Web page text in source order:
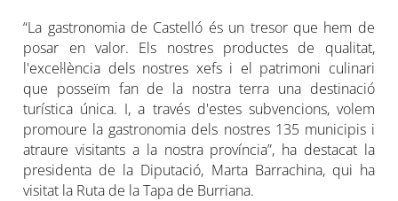
“La gastronomia de Castelló és un tresor que hem de
posar en valor. Els nostres productes de qualitat,
l'excel·lència dels nostres xefs i el patrimoni culinari
que posseïm fan de la nostra terra una destinació
turística única. I, a través d'estes subvencions, volem
promoure la gastronomia dels nostres 135 municipis i
atraure visitants a la nostra província”, ha destacat la
presidenta de la Diputació, Marta Barrachina, qui ha
visitat la Ruta de la Tapa de Burriana.